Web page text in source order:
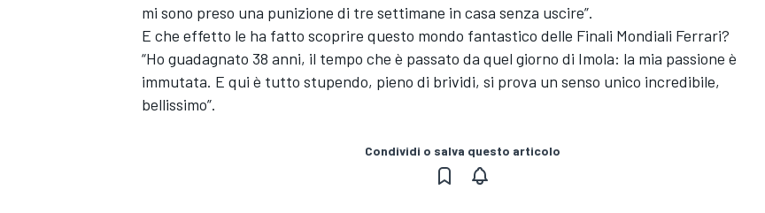
mi sono preso una punizione di tre settimane in casa senza uscire”.
E che effetto le ha fatto scoprire questo mondo fantastico delle Finali Mondiali Ferrari?
“Ho guadagnato 38 anni, il tempo che è passato da quel giorno di Imola: la mia passione è
immutata. E qui è tutto stupendo, pieno di brividi, si prova un senso unico incredibile,
bellissimo”.
Condividi o salva questo articolo